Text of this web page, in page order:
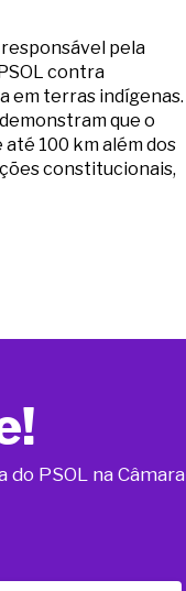
responsável pela
contra
em terras indígenas.
que o
100 km além dos
constitucionais,
PSOL na Câmara